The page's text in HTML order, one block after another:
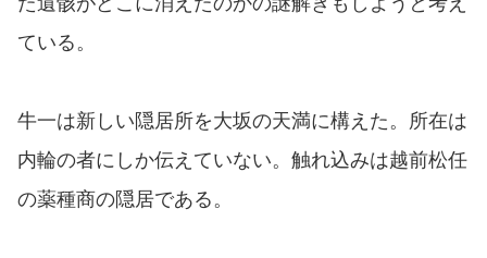
ている。
牛一は新しい隠居所を大坂の天満に構えた。所在は
内輪の者にしか伝えていない。触れ込みは越前松任
の薬種商の隠居である。